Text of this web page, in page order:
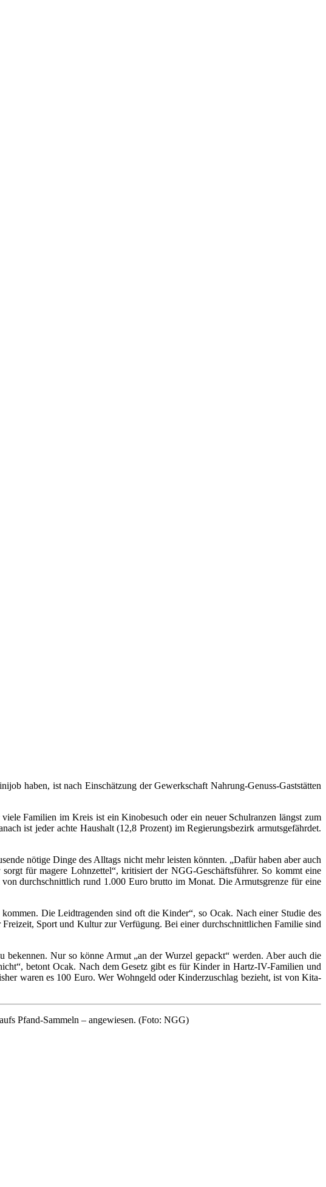
haben, ist nach Einschätzung der Gewerkschaft Nahrung-Genuss-Gaststätten
Familien im Kreis ist ein Kinobesuch oder ein neuer Schulranzen längst zum
ist jeder achte Haushalt (12,8 Prozent) im Regierungsbezirk armutsgefährdet.
nötige Dinge des Alltags nicht mehr leisten könnten. „Dafür haben aber auch
für magere Lohnzettel“, kritisiert der NGG-Geschäftsführer. So kommt eine
durchschnittlich rund 1.000 Euro brutto im Monat. Die Armutsgrenze für eine
Die Leidtragenden sind oft die Kinder“, so Ocak. Nach einer Studie des
Sport und Kultur zur Verfügung. Bei einer durchschnittlichen Familie sind
Nur so könne Armut „an der Wurzel gepackt“ werden. Aber auch die
betont Ocak. Nach dem Gesetz gibt es für Kinder in Hartz-IV-Familien und
waren es 100 Euro. Wer Wohngeld oder Kinderzuschlag bezieht, ist von Kita-
Pfand-Sammeln – angewiesen. (Foto: NGG)